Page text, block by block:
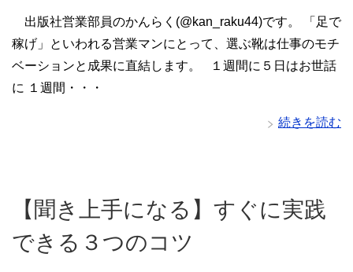
出版社営業部員のかんらく(@kan_raku44)です。 「足で
稼げ」といわれる営業マンにとって、選ぶ靴は仕事のモチ
ベーションと成果に直結します。 １週間に５日はお世話
に １週間・・・
続きを読む
【聞き上手になる】すぐに実践
できる３つのコツ